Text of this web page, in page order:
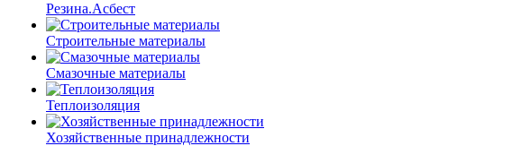
Резина.Асбест
Строительные материалы
Смазочные материалы
Теплоизоляция
Хозяйственные принадлежности